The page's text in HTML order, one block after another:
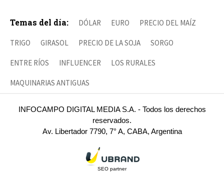
Temas del día: DÓLAR EURO PRECIO DEL MAÍZ
TRIGO GIRASOL PRECIO DE LA SOJA SORGO
ENTRE RÍOS INFLUENCER LOS RURALES
MAQUINARIAS ANTIGUAS
INFOCAMPO DIGITAL MEDIA S.A. - Todos los derechos
reservados.
Av. Libertador 7790, 7° A, CABA, Argentina
SEO partner